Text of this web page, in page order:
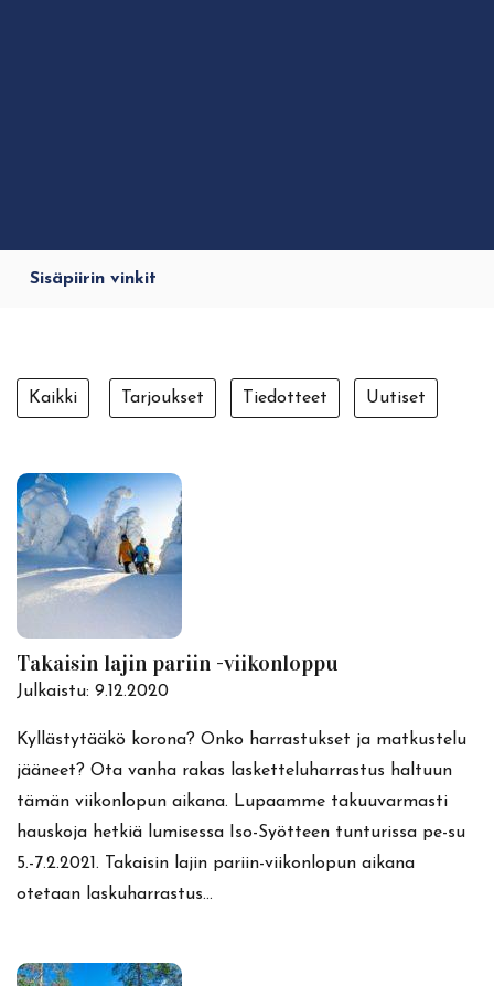
Sisäpiirin vinkit
Kaikki Tarjoukset Tiedotteet Uutiset
Takaisin lajin pariin -viikonloppu
Julkaistu: 9.12.2020
Kyllästytääkö korona? Onko harrastukset ja matkustelu
jääneet? Ota vanha rakas lasketteluharrastus haltuun
tämän viikonlopun aikana. Lupaamme takuuvarmasti
hauskoja hetkiä lumisessa Iso-Syötteen tunturissa pe-su
5.-7.2.2021. Takaisin lajin pariin-viikonlopun aikana
otetaan laskuharrastus…